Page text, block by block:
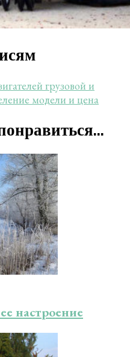
грузовой и
модели и цена
настроение